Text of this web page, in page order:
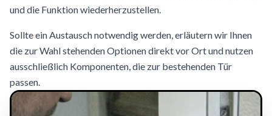
und die Funktion wiederherzustellen.
Sollte ein Austausch notwendig werden, erläutern wir Ihnen
die zur Wahl stehenden Optionen direkt vor Ort und nutzen
ausschließlich Komponenten, die zur bestehenden Tür
passen.